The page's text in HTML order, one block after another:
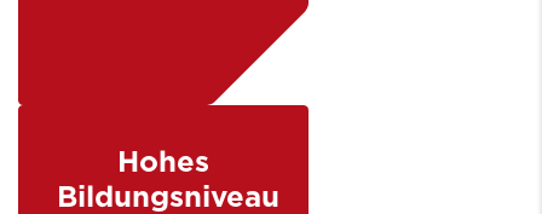
Hohes
Bildungsniveau